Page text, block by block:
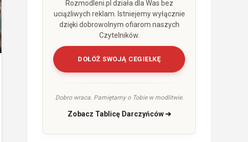
Rozmodleni.pl działa dla Was bez
uciążliwych reklam. Istniejemy wyłącznie
dzięki dobrowolnym ofiarom naszych
Czytelników.
DOŁÓŻ SWOJĄ CEGIEŁKĘ
Dobro wraca. Pamiętamy o Tobie w modlitwie.
Zobacz Tablicę Darczyńców ➔